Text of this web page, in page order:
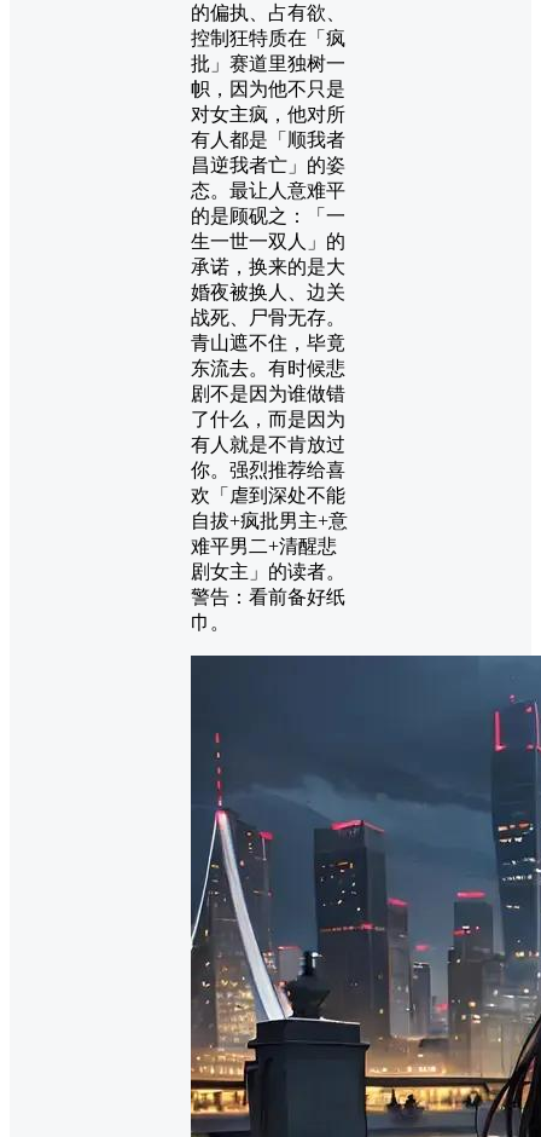
的偏执、占有欲、
控制狂特质在「疯
批」赛道里独树一
帜，因为他不只是
对女主疯，他对所
有人都是「顺我者
昌逆我者亡」的姿
态。最让人意难平
的是顾砚之：「一
生一世一双人」的
承诺，换来的是大
婚夜被换人、边关
战死、尸骨无存。
青山遮不住，毕竟
东流去。有时候悲
剧不是因为谁做错
了什么，而是因为
有人就是不肯放过
你。强烈推荐给喜
欢「虐到深处不能
自拔+疯批男主+意
难平男二+清醒悲
剧女主」的读者。
警告：看前备好纸
巾。